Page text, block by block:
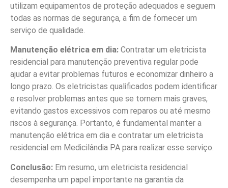
utilizam equipamentos de proteção adequados e seguem
todas as normas de segurança, a fim de fornecer um
serviço de qualidade.
Manutenção elétrica em dia: Contratar um eletricista
residencial para manutenção preventiva regular pode
ajudar a evitar problemas futuros e economizar dinheiro a
longo prazo. Os eletricistas qualificados podem identificar
e resolver problemas antes que se tornem mais graves,
evitando gastos excessivos com reparos ou até mesmo
riscos à segurança. Portanto, é fundamental manter a
manutenção elétrica em dia e contratar um eletricista
residencial em Medicilândia PA para realizar esse serviço.
Conclusão: Em resumo, um eletricista residencial
desempenha um papel importante na garantia da